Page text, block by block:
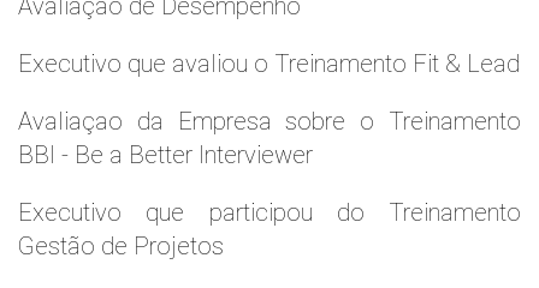
Avaliação de Desempenho
Executivo que avaliou o Treinamento Fit & Lead
Avaliaçao da Empresa sobre o Treinamento
BBI - Be a Better Interviewer
Executivo que participou do Treinamento
Gestão de Projetos